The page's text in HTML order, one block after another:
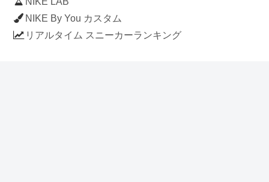
NIKE By You カスタム
リアルタイム スニーカーランキング